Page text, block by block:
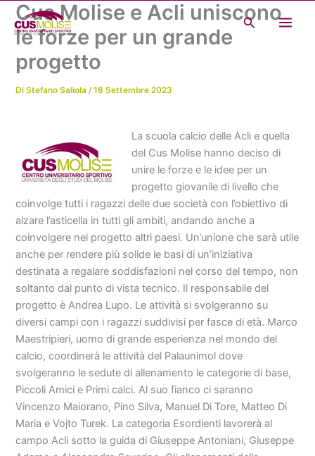
contenuto
Cerca
Cus Molise e Acli uniscono
le forze per un grande
progetto
DiStefano Saliola/18 Settembre 2023
La scuola calcio delle Acli e quella
del Cus Molise hanno deciso di
unire le forze e le idee per un
progetto giovanile di livello che
coinvolge tutti i ragazzi delle due società con l’obiettivo di
alzare l’asticella in tutti gli ambiti, andando anche a
coinvolgere nel progetto altri paesi. Un’unione che sarà utile
anche per rendere più solide le basi di un’iniziativa
destinata a regalare soddisfazioni nel corso del tempo, non
soltanto dal punto di vista tecnico. Il responsabile del
progetto è Andrea Lupo. Le attività si svolgeranno su
diversi campi con i ragazzi suddivisi per fasce di età. Marco
Maestripieri, uomo di grande esperienza nel mondo del
calcio, coordinerà le attività del Palaunimol dove
svolgeranno le sedute di allenamento le categorie di base,
Piccoli Amici e Primi calci. Al suo fianco ci saranno
Vincenzo Maiorano, Pino Silva, Manuel Di Tore, Matteo Di
Maria e Vojto Turek. La categoria Esordienti lavorerà al
campo Acli sotto la guida di Giuseppe Antoniani, Giuseppe